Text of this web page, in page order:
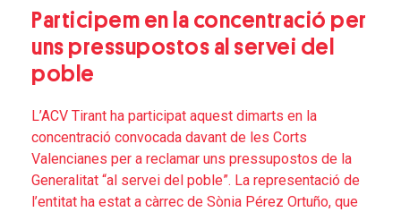
Participem en la concentració per
uns pressupostos al servei del
poble
L’ACV Tirant ha participat aquest dimarts en la
concentració convocada davant de les Corts
Valencianes per a reclamar uns pressupostos de la
Generalitat “al servei del poble”. La representació de
l’entitat ha estat a càrrec de Sònia Pérez Ortuño, que